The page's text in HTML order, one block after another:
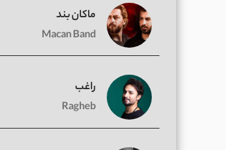
ماکان بند
Macan Band
راغب
Ragheb